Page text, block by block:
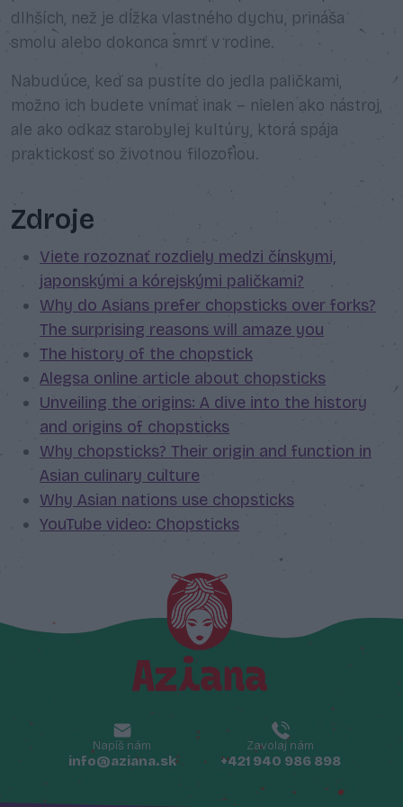
dlhších, než je dĺžka vlastného dychu, prináša
smolu alebo dokonca smrť v rodine.
Nabudúce, keď sa pustíte do jedla paličkami,
možno ich budete vnímať inak – nielen ako nástroj,
ale ako odkaz starobylej kultúry, ktorá spája
praktickosť so životnou filozofiou.
Zdroje
Viete rozoznať rozdiely medzi čínskymi,
japonskými a kórejskými paličkami?
Why do Asians prefer chopsticks over forks?
The surprising reasons will amaze you
The history of the chopstick
Alegsa online article about chopsticks
Unveiling the origins: A dive into the history
and origins of chopsticks
Why chopsticks? Their origin and function in
Asian culinary culture
Why Asian nations use chopsticks
YouTube video: Chopsticks
Napíš nám
info@aziana.sk
Zavolaj nám
+421 940 986 898